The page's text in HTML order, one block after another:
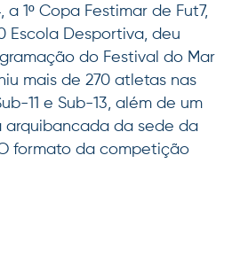
1º Copa Festimar de Fut7,
Escola Desportiva, deu
do Festival do Mar
mais de 270 atletas nas
11 e Sub-13, além de um
arquibancada da sede da
formato da competição